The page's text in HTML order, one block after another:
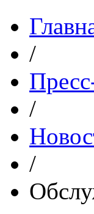
/
/
/